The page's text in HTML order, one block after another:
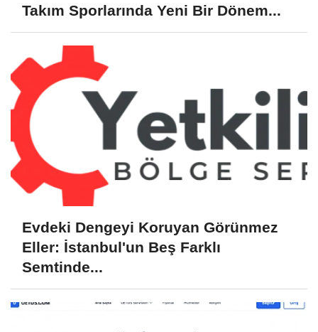
Takım Sporlarında Yeni Bir Dönem...
Evdeki Dengeyi Koruyan Görünmez
Eller: İstanbul'un Beş Farklı
Semtinde...